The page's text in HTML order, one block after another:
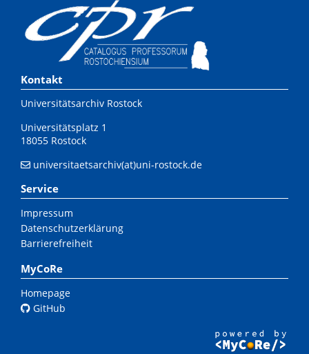
Kontakt
Universitätsarchiv Rostock
Universitätsplatz 1
18055 Rostock
universitaetsarchiv(at)uni-rostock.de
Service
Impressum
Datenschutzerklärung
Barrierefreiheit
MyCoRe
Homepage
GitHub